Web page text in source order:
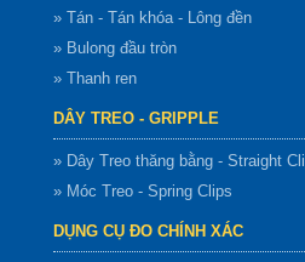
» Tán - Tán khóa - Lông đền
» Bulong đầu tròn
» Thanh ren
DÂY TREO - GRIPPLE
» Dây Treo thăng bằng - Straight
» Móc Treo - Spring Clips
DỤNG CỤ ĐO CHÍNH XÁC